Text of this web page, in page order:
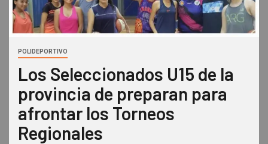
POLIDEPORTIVO
Los Seleccionados U15 de la
provincia de preparan para
afrontar los Torneos
Regionales